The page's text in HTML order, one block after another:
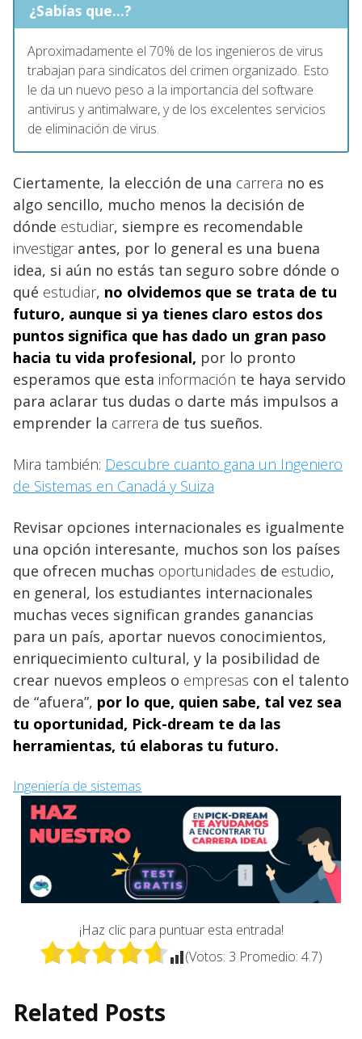
¿Sabías que...?
Aproximadamente el 70% de los ingenieros de virus
trabajan para sindicatos del crimen organizado. Esto
le da un nuevo peso a la importancia del software
antivirus y antimalware, y de los excelentes servicios
de eliminación de virus.
Ciertamente, la elección de una carrera no es
algo sencillo, mucho menos la decisión de
dónde estudiar, siempre es recomendable
investigar antes, por lo general es una buena
idea, si aún no estás tan seguro sobre dónde o
qué estudiar, no olvidemos que se trata de tu
futuro, aunque si ya tienes claro estos dos
puntos significa que has dado un gran paso
hacia tu vida profesional, por lo pronto
esperamos que esta información te haya servido
para aclarar tus dudas o darte más impulsos a
emprender la carrera de tus sueños.
Mira también: Descubre cuanto gana un Ingeniero
de Sistemas en Canadá y Suiza
Revisar opciones internacionales es igualmente
una opción interesante, muchos son los países
que ofrecen muchas oportunidades de estudio,
en general, los estudiantes internacionales
muchas veces significan grandes ganancias
para un país, aportar nuevos conocimientos,
enriquecimiento cultural, y la posibilidad de
crear nuevos empleos o empresas con el talento
de “afuera”, por lo que, quien sabe, tal vez sea
tu oportunidad, Pick-dream te da las
herramientas, tú elaboras tu futuro.
Ingeniería de sistemas
¡Haz clic para puntuar esta entrada!
(Votos: 3 Promedio: 4.7)
Related Posts